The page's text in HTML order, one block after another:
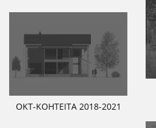
OKT-KOHTEITA 2018-2021